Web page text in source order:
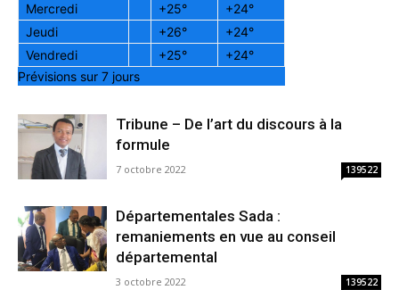
Mercredi
+25° +24°
Jeudi
+26° +24°
Vendredi
+25° +24°
Prévisions sur 7 jours
Tribune – De l’art du discours à la
formule
7 octobre 2022 139522
Départementales Sada :
remaniements en vue au conseil
départemental
3 octobre 2022 139522